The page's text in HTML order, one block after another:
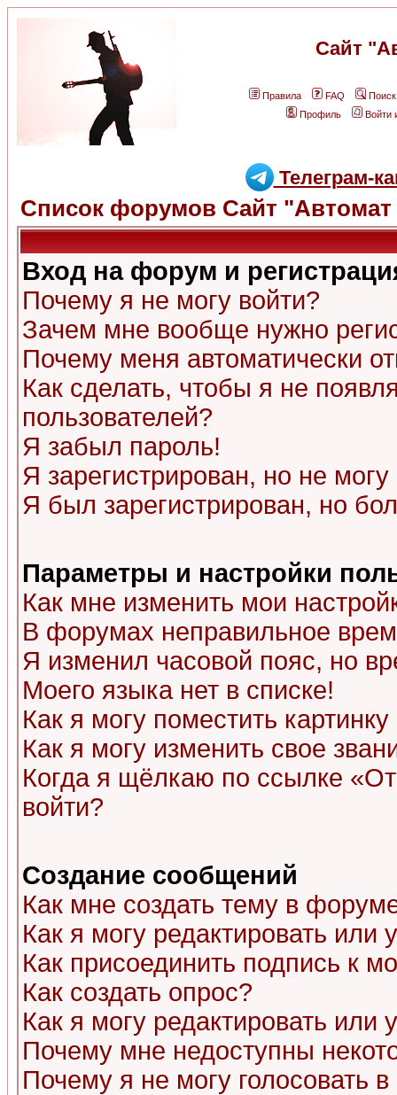
Сайт
Правила FAQ
Поиск
Профиль
Войти
Телеграм-
Список форумов Сайт "Автомат
Вход на форум и
Почему я не могу войти?
Зачем мне вообще нужно
Почему меня автоматически
Как сделать, чтобы я не
пользователей?
Я забыл пароль!
Я зарегистрирован, но не могу
Я был зарегистрирован, но
Параметры и настройки
Как мне изменить мои
В форумах неправильное
Я изменил часовой пояс, но
Моего языка нет в списке!
Как я могу поместить
Как я могу изменить свое
Когда я щёлкаю по ссылке
войти?
Создание сообщений
Как мне создать тему в
Как я могу редактировать или
Как присоединить подпись к
Как создать опрос?
Как я могу редактировать или
Почему мне недоступны
Почему я не могу голосовать